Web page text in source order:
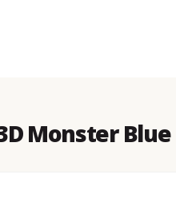
Monster Blue